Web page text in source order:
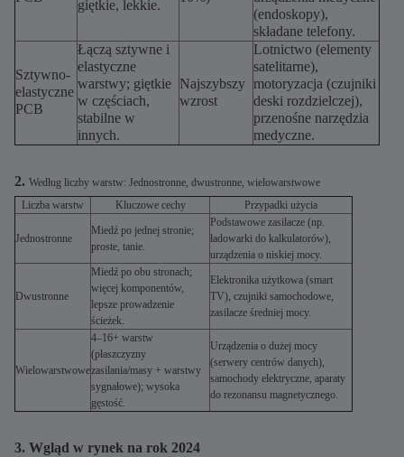
giętkie, lekkie.
(endoskopy),
składane telefony.
Sztywno-
elastyczne
PCB
Łączą sztywne i
elastyczne
warstwy; giętkie
w częściach,
stabilne w
innych.
Najszybszy
wzrost
Lotnictwo (elementy
satelitarne),
motoryzacja (czujniki
deski rozdzielczej),
przenośne narzędzia
medyczne.
2. Według liczby warstw: Jednostronne, dwustronne, wielowarstwowe
Liczba warstw
Kluczowe cechy Przypadki użycia
Jednostronne
Miedź po jednej stronie;
proste, tanie.
Podstawowe zasilacze (np.
ładowarki do kalkulatorów),
urządzenia o niskiej mocy.
Dwustronne
Miedź po obu stronach;
więcej komponentów,
lepsze prowadzenie
ścieżek.
Elektronika użytkowa (smart
TV), czujniki samochodowe,
zasilacze średniej mocy.
Wielowarstwowe
4–16+ warstw
(płaszczyzny
zasilania/masy + warstwy
sygnałowe); wysoka
gęstość.
Urządzenia o dużej mocy
(serwery centrów danych),
samochody elektryczne, aparaty
do rezonansu magnetycznego.
3. Wgląd w rynek na rok 2024